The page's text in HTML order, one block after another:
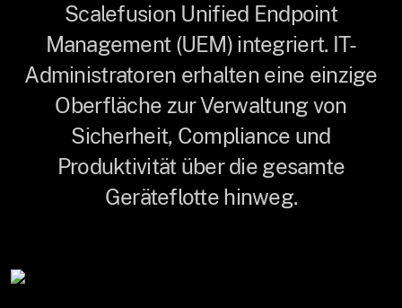
Scalefusion Unified Endpoint
Management (UEM) integriert. IT-
Administratoren erhalten eine einzige
Oberfläche zur Verwaltung von
Sicherheit, Compliance und
Produktivität über die gesamte
Geräteflotte hinweg.